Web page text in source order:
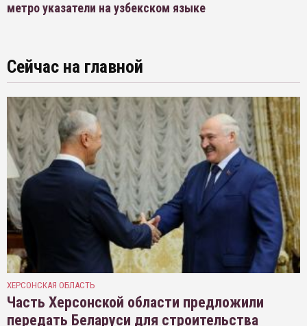
метро указатели на узбекском языке
Сейчас на главной
ХЕРСОНСКАЯ ОБЛАСТЬ
Часть Херсонской области предложили
передать Беларуси для строительства